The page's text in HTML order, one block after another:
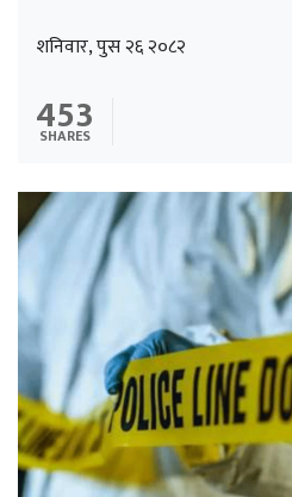
शनिवार, पुस २६ २०८२
453
SHARES